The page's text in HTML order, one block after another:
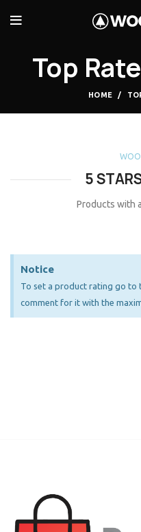
Top
HOME
5
Products with
Notice
To set a product rating go to
comment for it with the